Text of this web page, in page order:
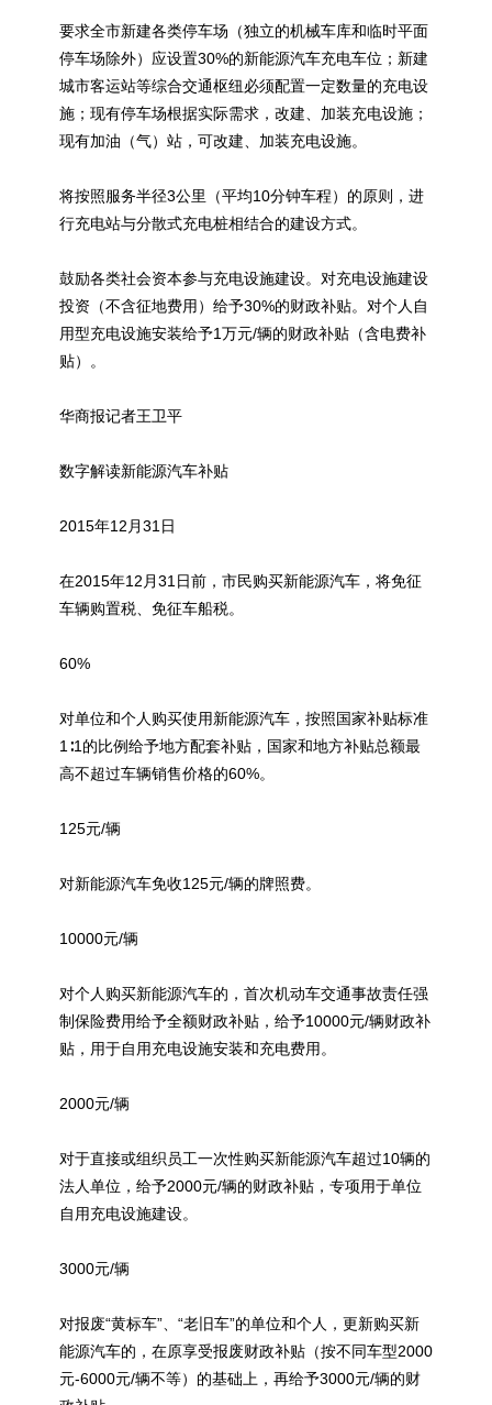
要求全市新建各类停车场（独立的机械车库和临时平面
停车场除外）应设置30%的新能源汽车充电车位；新建
城市客运站等综合交通枢纽必须配置一定数量的充电设
施；现有停车场根据实际需求，改建、加装充电设施；
现有加油（气）站，可改建、加装充电设施。
将按照服务半径3公里（平均10分钟车程）的原则，进
行充电站与分散式充电桩相结合的建设方式。
鼓励各类社会资本参与充电设施建设。对充电设施建设
投资（不含征地费用）给予30%的财政补贴。对个人自
用型充电设施安装给予1万元/辆的财政补贴（含电费补
贴）。
华商报记者王卫平
数字解读新能源汽车补贴
2015年12月31日
在2015年12月31日前，市民购买新能源汽车，将免征
车辆购置税、免征车船税。
60%
对单位和个人购买使用新能源汽车，按照国家补贴标准
1∶1的比例给予地方配套补贴，国家和地方补贴总额最
高不超过车辆销售价格的60%。
125元/辆
对新能源汽车免收125元/辆的牌照费。
10000元/辆
对个人购买新能源汽车的，首次机动车交通事故责任强
制保险费用给予全额财政补贴，给予10000元/辆财政补
贴，用于自用充电设施安装和充电费用。
2000元/辆
对于直接或组织员工一次性购买新能源汽车超过10辆的
法人单位，给予2000元/辆的财政补贴，专项用于单位
自用充电设施建设。
3000元/辆
对报废“黄标车”、“老旧车”的单位和个人，更新购买新
能源汽车的，在原享受报废财政补贴（按不同车型2000
元-6000元/辆不等）的基础上，再给予3000元/辆的财